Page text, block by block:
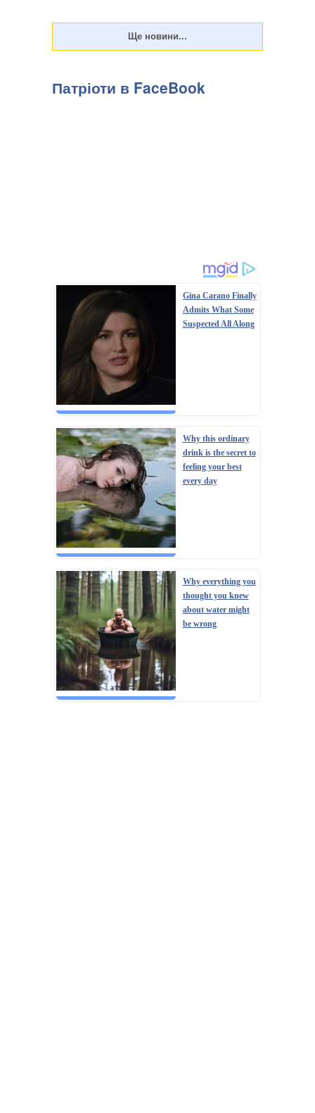
Патріоти в FaceBook
Gina Carano Finally
Admits What Some
Suspected All Along
Why this ordinary
drink is the secret to
feeling your best
every day
Why everything you
thought you knew
about water might
be wrong